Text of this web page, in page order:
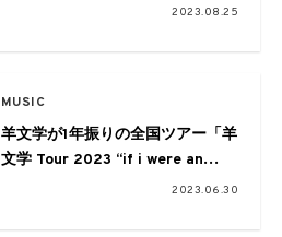
2023.08.25
MUSIC
羊文学が1年振りの全国ツアー「羊
文学 Tour 2023 “if i were an
2023.06.30